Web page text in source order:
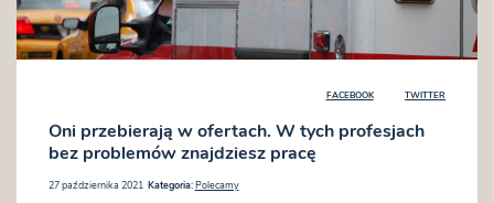
FACEBOOK TWITTER
Oni przebierają w ofertach. W tych profesjach
bez problemów znajdziesz pracę
27 października 2021 Kategoria:Polecamy